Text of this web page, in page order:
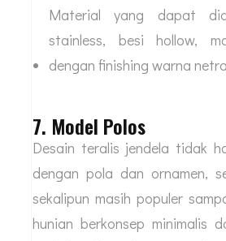
Material yang dapat
stainless, besi hollow,
dengan finishing warna
7. Model Polos
Desain teralis jendela tidak
dengan pola dan ornamen,
sekalipun masih populer
hunian berkonsep minimalis